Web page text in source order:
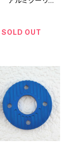
オフセットスペ
モータースペ
SOLD OUT